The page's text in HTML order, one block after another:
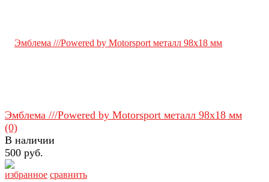
избранное сравнить
Эмблема ///Powered by Motorsport металл 98х18 мм
(0)
В наличии
500 руб.